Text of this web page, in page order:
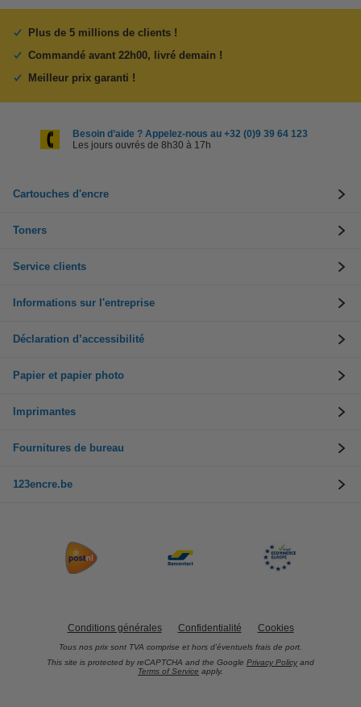
Plus de 5 millions de clients !
Commandé avant 22h00, livré demain !
Meilleur prix garanti !
Besoin d’aide ? Appelez-nous au +32 (0)9 39 64 123
Les jours ouvrés de 8h30 à 17h
Cartouches d'encre
Toners
Service clients
Informations sur l'entreprise
Déclaration d’accessibilité
Papier et papier photo
Imprimantes
Fournitures de bureau
123encre.be
Conditions générales Confidentialité Cookies
Tous nos prix sont TVA comprise et hors d’éventuels frais de port.
This site is protected by reCAPTCHA and the Google Privacy Policy and
Terms of Service apply.